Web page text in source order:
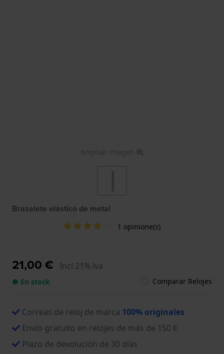
Ampliar imagen
Brazalete elástico de metal
1 opinione(s)
21,00 € Incl 21% iva
● En stock Comparar Relojes
Correas de reloj de marca 100% originales
Envío gratuito en relojes de más de 150 €
Plazo de devolución de 30 días